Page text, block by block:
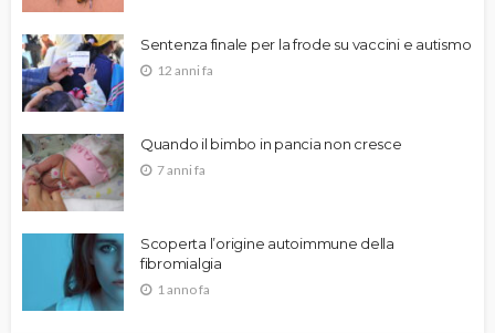
Sentenza finale per la frode su vaccini e autismo
12 anni fa
Quando il bimbo in pancia non cresce
7 anni fa
Scoperta l’origine autoimmune della
fibromialgia
1 anno fa